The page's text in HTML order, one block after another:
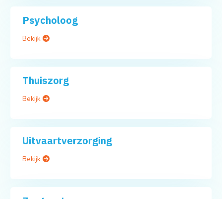
Psycholoog
Bekijk
Thuiszorg
Bekijk
Uitvaartverzorging
Bekijk